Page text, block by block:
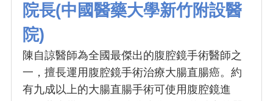
院長(中國醫藥大學新竹附設醫
院)
陳自諒醫師為全國最傑出的腹腔鏡手術醫師之
一，擅長運用腹腔鏡手術治療大腸直腸癌。約
有九成以上的大腸直腸手術可使用腹腔鏡進